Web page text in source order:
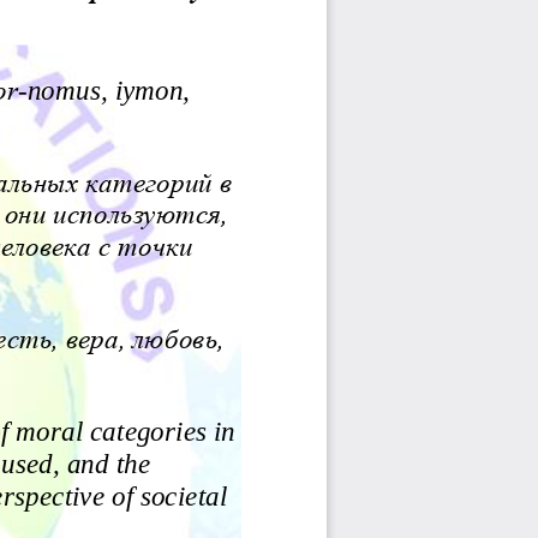
Jurnal Yordamchisi